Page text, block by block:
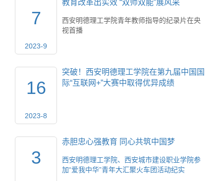
7
2023-9
教育改革出实效 “双师双能”展风采
西安明德理工学院青年教师指导的纪录片在央
视首播
16
2023-8
突破！西安明德理工学院在第九届中国国
际“互联网+”大赛中取得优异成绩
3
赤胆忠心强教育 同心共筑中国梦
西安明德理工学院、西安城市建设职业学院参
加“爱我中华”青年大汇聚火车团活动纪实